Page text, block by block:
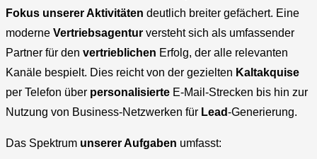
Fokus unserer Aktivitäten deutlich breiter gefächert. Eine
moderne Vertriebsagentur versteht sich als umfassender
Partner für den vertrieblichen Erfolg, der alle relevanten
Kanäle bespielt. Dies reicht von der gezielten Kaltakquise
per Telefon über personalisierte E-Mail-Strecken bis hin zur
Nutzung von Business-Netzwerken für Lead-Generierung.
Das Spektrum unserer Aufgaben umfasst: